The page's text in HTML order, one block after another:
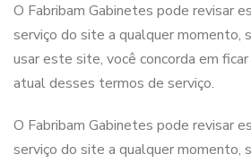
O Fabribam Gabinetes pode revisar
serviço do site a qualquer momento,
usar este site, você concorda em
atual desses termos de serviço.
O Fabribam Gabinetes pode revisar
serviço do site a qualquer momento,